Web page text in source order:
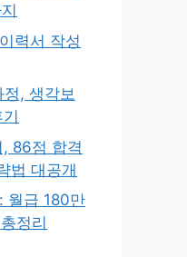
력서 작성
정, 생각보
86점 합격
법 대공개
월급 180만
정리